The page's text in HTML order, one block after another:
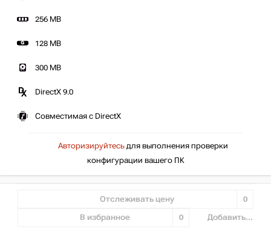
256 MB
128 MB
300 MB
DirectX 9.0
Совместимая с DirectX
Авторизируйтесь для выполнения проверки
конфигурации вашего ПК
Отслеживать цену 0
В избранное 0 Добавить...